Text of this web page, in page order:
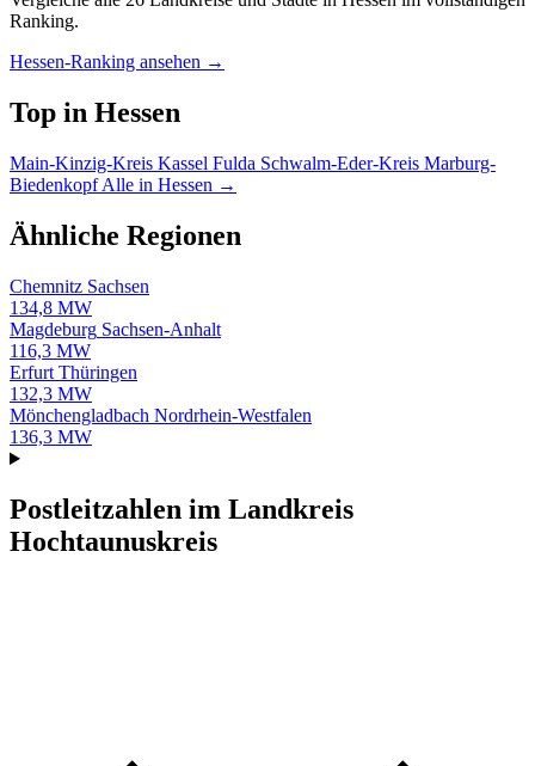
Ranking.
Hessen-Ranking ansehen →
Top in Hessen
Main-Kinzig-Kreis Kassel Fulda Schwalm-Eder-Kreis Marburg-
Biedenkopf Alle in Hessen →
Ähnliche Regionen
Chemnitz Sachsen
134,8 MW
Magdeburg Sachsen-Anhalt
116,3 MW
Erfurt Thüringen
132,3 MW
Mönchengladbach Nordrhein-Westfalen
136,3 MW
Postleitzahlen im Landkreis
Hochtaunuskreis